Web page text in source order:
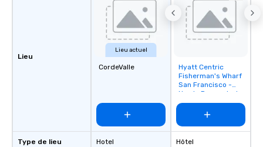
Lieu
Type de lieu
Lieu actuel
CordeValle
Hotel
Removed from
favorites
Hyatt Centric
Fisherman's Wharf
San Francisco -
Newly Renovated
Hôtel